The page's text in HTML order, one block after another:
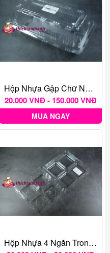
Hộp Nhựa Gập Chữ Nhật H151 Cao
20.000 VNĐ - 150.000 VNĐ
MUA NGAY
Hộp Nhựa 4 Ngăn Trong Nắp Gập Mã Số H161